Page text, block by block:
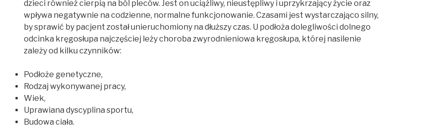
dzieci również cierpią na ból pleców. Jest on uciążliwy, nieustępliwy i uprzykrzający życie oraz
wpływa negatywnie na codzienne, normalne funkcjonowanie. Czasami jest wystarczająco silny,
by sprawić by pacjent został unieruchomiony na dłuższy czas. U podłoża dolegliwości dolnego
odcinka kręgosłupa najczęściej leży choroba zwyrodnieniowa kręgosłupa, której nasilenie
zależy od kilku czynników:
Podłoże genetyczne,
Rodzaj wykonywanej pracy,
Wiek,
Uprawiana dyscyplina sportu,
Budowa ciała.